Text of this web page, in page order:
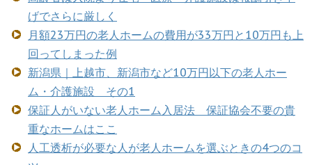
げでさらに厳しく
月額23万円の老人ホームの費用が33万円と10万円も上
回ってしまった例
新潟県｜上越市、新潟市など10万円以下の老人ホー
ム・介護施設 その1
保証人がいない老人ホーム入居法 保証協会不要の貴
重なホームはここ
人工透析が必要な人が老人ホームを選ぶときの4つのコ